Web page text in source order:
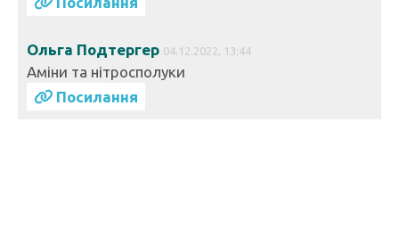
Ольга Подтергер 04.12.2022, 13:44
Аміни та нітросполуки
Посилання